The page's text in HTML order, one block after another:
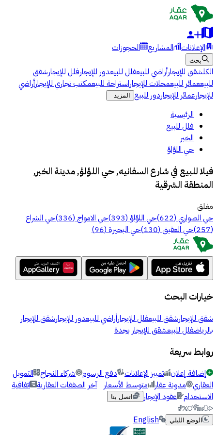
الإعلانات المشاريع الحجوزات
بحث
الكلشقق للإيجارأراضي للبيعفلل للبيعدور للإيجارفلل للإيجارشقق
للبيععمائر للبيعمحلات للإيجاراستراحة للبيعمكتب تجاري للإيجارأراضي
للإيجارعمائر للإيجاردور للبيع المزيد
الرئيسية
فلل للبيع
الخبر
حي اللؤلؤ
فيلا للبيع في شارع السفانيه, حي اللؤلؤ, مدينة الخبر,
المنطقة الشرقية
مغلق
حي الصواري(
622
)حي اللؤلؤ(
393
)حي الامواج(
336
)حي الشراع
(
257
)حي العقيق(
130
)حي البحيرة(
96
)
خيارات البحث
شقق للإيجارشقق للبيعفلل للإيجارأراضي للبيعدور للإيجارشقق للإيجار
بالرياضفلل للبيعشقق للإيجار بجدة
روابط سريعة
إضافة إعلان تمييز الإعلانات دفع الرسوم شركاء النجاح التمويل
العقاري مدونة عقار متوسط الأسعار آخر الصفقات العقارية اتفاقية
الاستخدام عقود الإيجار اتصل بنا
الوضع الليلي English